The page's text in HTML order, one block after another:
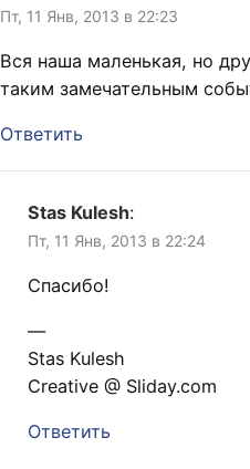
Пт, 11 Янв, 2013 в 22:23
Вся наша маленькая, но
таким замечательным
Ответить
Stas Kulesh:
Пт, 11 Янв, 2013 в 22:24
Спасибо!
—
Stas Kulesh
Creative @ Sliday.com
Ответить